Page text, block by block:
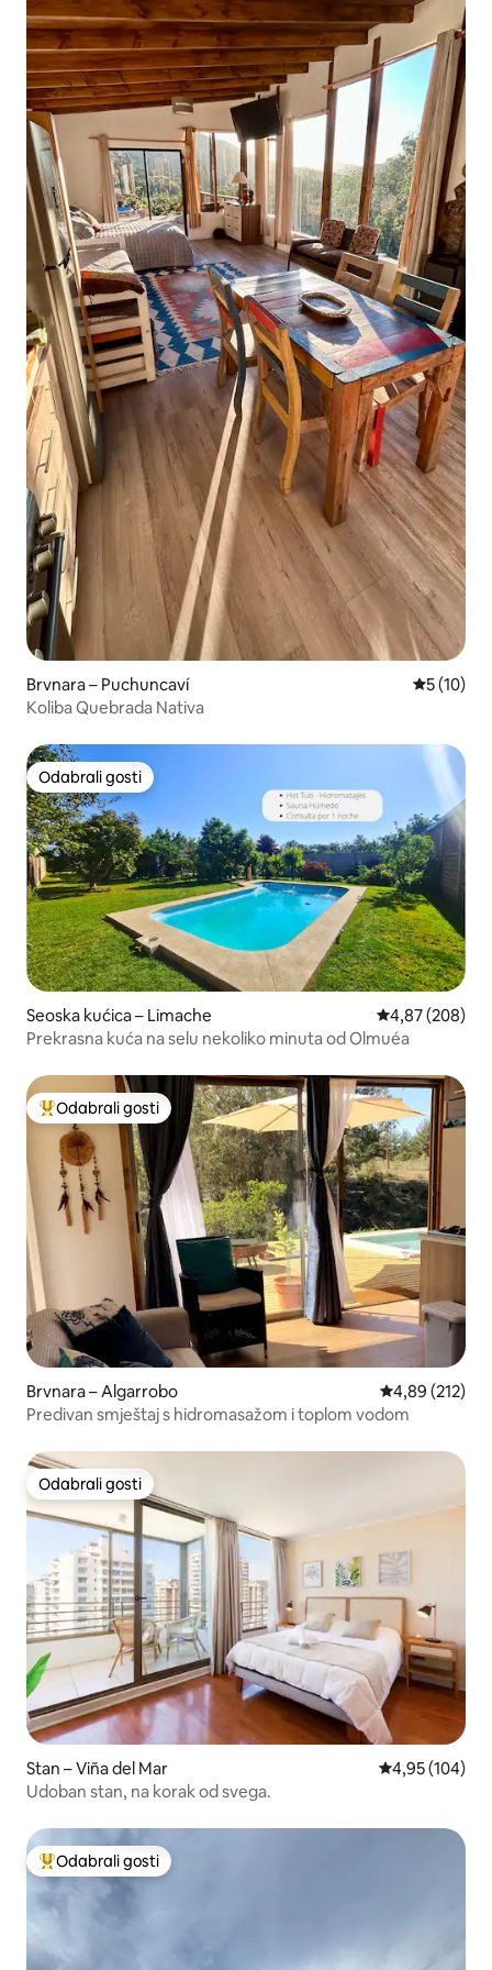
Brvnara – Puchuncaví Prosječna
5 (10)
Koliba Quebrada Nativa
Odabrali gosti
Odabrali gosti
Seoska kućica – Limache Prosječna
4,87 (208)
Prekrasna kuća na selu nekoliko minuta od Olmuéa
Među najviše rangiranima s oznakom „Odabrali gosti”
Odabrali gosti
Brvnara – Algarrobo Prosječna
4,89 (212)
Predivan smještaj s hidromasažom i toplom vodom
Odabrali gosti
Odabrali gosti
Stan – Viña del Mar Prosječna
4,95 (104)
Udoban stan, na korak od svega.
Među najviše rangiranima s oznakom „Odabrali gosti”
Odabrali gosti